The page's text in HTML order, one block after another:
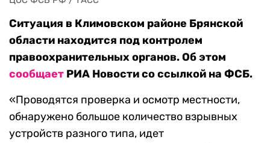
Ситуация в Климовском районе Брянской
области находится под контролем
правоохранительных органов. Об этом
сообщает РИА Новости со ссылкой на ФСБ.
«Проводятся проверка и осмотр местности,
обнаружено большое количество взрывных
устройств разного типа, идет